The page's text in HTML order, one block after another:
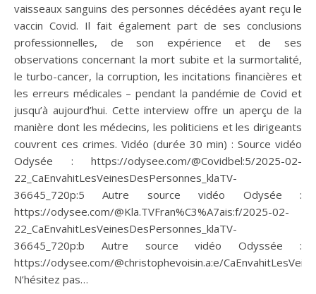
vaisseaux sanguins des personnes décédées ayant reçu le
vaccin Covid. Il fait également part de ses conclusions
professionnelles, de son expérience et de ses
observations concernant la mort subite et la surmortalité,
le turbo-cancer, la corruption, les incitations financières et
les erreurs médicales – pendant la pandémie de Covid et
jusqu’à aujourd’hui. Cette interview offre un aperçu de la
manière dont les médecins, les politiciens et les dirigeants
couvrent ces crimes. Vidéo (durée 30 min) : Source vidéo
Odysée : https://odysee.com/@Covidbel:5/2025-02-
22_CaEnvahitLesVeinesDesPersonnes_klaTV-
36645_720p:5 Autre source vidéo Odysée :
https://odysee.com/@Kla.TVFran%C3%A7ais:f/2025-02-
22_CaEnvahitLesVeinesDesPersonnes_klaTV-
36645_720p:b Autre source vidéo Odyssée :
https://odysee.com/@christophevoisin.a:e/
N’hésitez pas…